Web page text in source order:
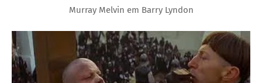
Murray Melvin em Barry Lyndon